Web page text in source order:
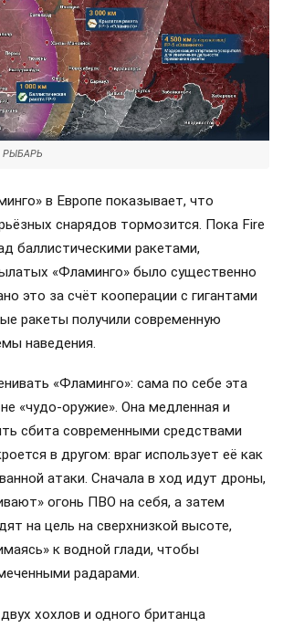
РЫБАРЬ
в Европе показывает, что
снарядов тормозится. Пока Fire
баллистическими ракетами,
«Фламинго» было существенно
это за счёт кооперации с гигантами
ракеты получили современную
наведения.
«Фламинго»: сама по себе эта
«чудо-оружие». Она медленная и
сбита современными средствами
в другом: враг использует её как
атаки. Сначала в ход идут дроны,
огонь ПВО на себя, а затем
на цель на сверхнизкой высоте,
к водной глади, чтобы
радарами.
хохлов и одного британца